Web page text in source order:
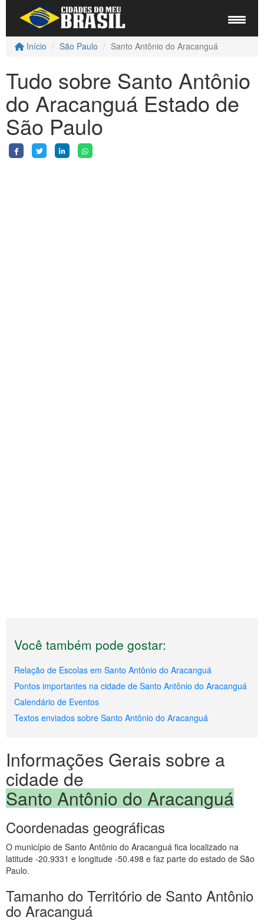
Início São Paulo Santo Antônio do Aracanguá
Tudo sobre Santo Antônio
do Aracanguá Estado de
São Paulo
Você também pode gostar:
Relação de Escolas em Santo Antônio do Aracanguá
Pontos importantes na cidade de Santo Antônio do Aracanguá
Calendário de Eventos
Textos enviados sobre Santo Antônio do Aracanguá
Informações Gerais sobre a
cidade de
Santo Antônio do Aracanguá
Coordenadas geográficas
O município de Santo Antônio do Aracanguá fica localizado na
latitude -20.9331 e longitude -50.498 e faz parte do estado de São
Paulo.
Tamanho do Território de Santo Antônio
do Aracanguá